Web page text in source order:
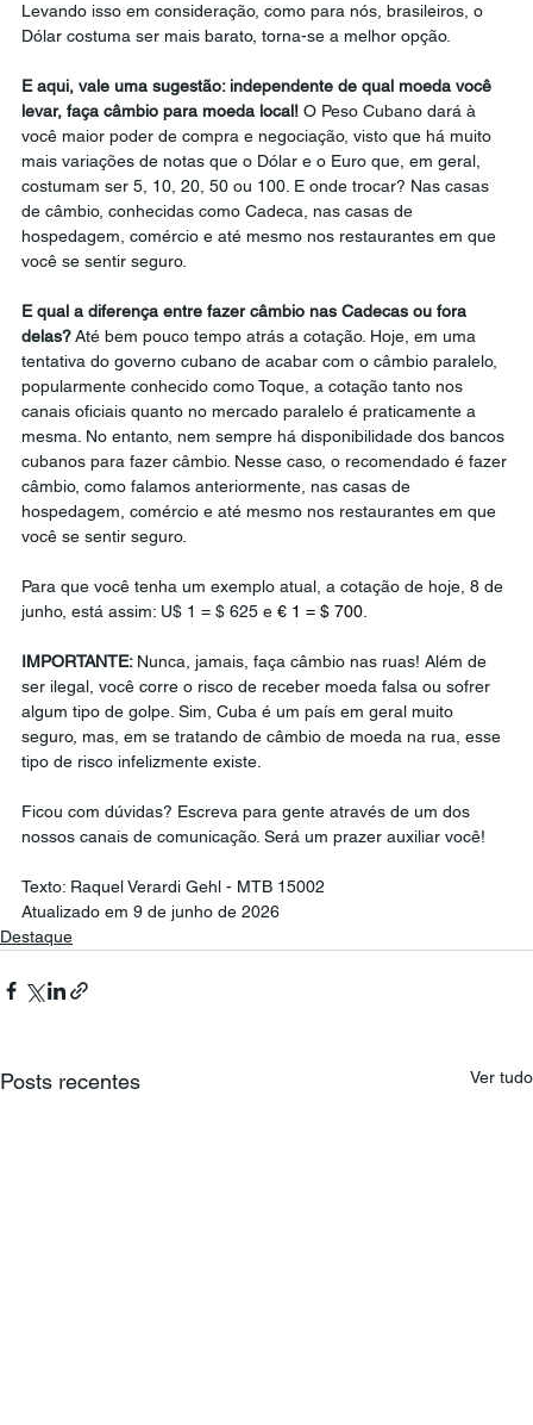
Levando isso em consideração, como para nós, brasileiros, o
Dólar costuma ser mais barato, torna-se a melhor opção.
E aqui, vale uma sugestão: independente de qual moeda você
levar, faça câmbio para moeda local! O Peso Cubano dará à
você maior poder de compra e negociação, visto que há muito
mais variações de notas que o Dólar e o Euro que, em geral,
costumam ser 5, 10, 20, 50 ou 100. E onde trocar? Nas casas
de câmbio, conhecidas como Cadeca, nas casas de
hospedagem, comércio e até mesmo nos restaurantes em que
você se sentir seguro.
E qual a diferença entre fazer câmbio nas Cadecas ou fora
delas? Até bem pouco tempo atrás a cotação. Hoje, em uma
tentativa do governo cubano de acabar com o câmbio paralelo,
popularmente conhecido como Toque, a cotação tanto nos
canais oficiais quanto no mercado paralelo é praticamente a
mesma. No entanto, nem sempre há disponibilidade dos bancos
cubanos para fazer câmbio. Nesse caso, o recomendado é fazer
câmbio, como falamos anteriormente, nas casas de
hospedagem, comércio e até mesmo nos restaurantes em que
você se sentir seguro.
Para que você tenha um exemplo atual, a cotação de hoje, 8 de
junho, está assim: U$ 1 = $ 625 e € 1 = $ 700.
IMPORTANTE: Nunca, jamais, faça câmbio nas ruas! Além de
ser ilegal, você corre o risco de receber moeda falsa ou sofrer
algum tipo de golpe. Sim, Cuba é um país em geral muito
seguro, mas, em se tratando de câmbio de moeda na rua, esse
tipo de risco infelizmente existe.
Ficou com dúvidas? Escreva para gente através de um dos
nossos canais de comunicação. Será um prazer auxiliar você!
Texto: Raquel Verardi Gehl - MTB 15002
Atualizado em 9 de junho de 2026
Destaque
Posts recentes Ver tudo